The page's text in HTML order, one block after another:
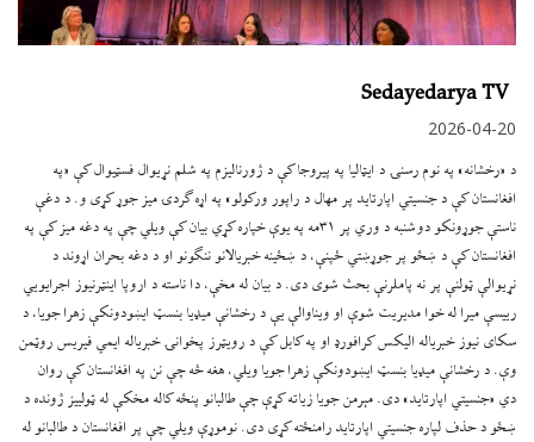
Sedayedarya TV
2026-04-20
د «رخشانه» په نوم رسنۍ د ایټالیا په پیروجا کې د ژورنالیزم په شلم نړیوال فسټيوال کې «په
افغانستان کې د جنسیتي اپارتاید پر مهال د راپور ورکولو» په اړه ګردۍ میز جوړ کړی و. د دغې
ناستې جوړونکو دوشنبه د وري پر ۳۱مه په یوې خپاره کړي بیان کې ویلي چې په دغه میز کې په
افغانستان کې د ښځو پر جوړښتي ځپنې، د ښځينه خبریالانو ننګونو او د دغه بحران اړوند د
نړیوالې ټولنې پر نه پاملرنې بحث شوی دی. د بیان له مخې، دا ناسته د اروپا اینټرنیوز اجرایويي
رییسې میرا له خوا مدیریت شوې او ویناوالې یې د رخشانې میډیا بنسټ ایښودونکې زهرا جویا، د
سکای نیوز خبریاله الیکس کرافورډ او په کابل کې د رویټرز پخوانۍ خبریاله ایمي فیریس روټمن
وې. د رخشانې میډیا بنسټ ایښودونکې زهرا جویا ویلي، هغه څه چې نن په افغانستان کې روان
دي «جنسیتي اپارتاید» دی. مېرمن جویا زیاته کړې چې طالبانو پنځه کاله مخکې له ټولییز ژونده د
ښځو د حذف لپاره جنسیتي اپارتاید رامنځته کړی دی. نوموړې ویلي چې پر افغانستان د طالبانو له